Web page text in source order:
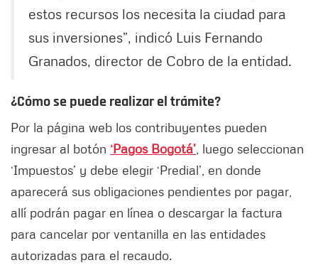
estos recursos los necesita la ciudad para
sus inversiones”, indicó Luis Fernando
Granados, director de Cobro de la entidad.
¿Cómo se puede realizar el trámite?
Por la página web los contribuyentes pueden
ingresar al botón ‘Pagos Bogotá’ , luego seleccionan
‘Impuestos’ y debe elegir ‘Predial’, en donde
aparecerá sus obligaciones pendientes por pagar,
allí podrán pagar en línea o descargar la factura
para cancelar por ventanilla en las entidades
autorizadas para el recaudo.